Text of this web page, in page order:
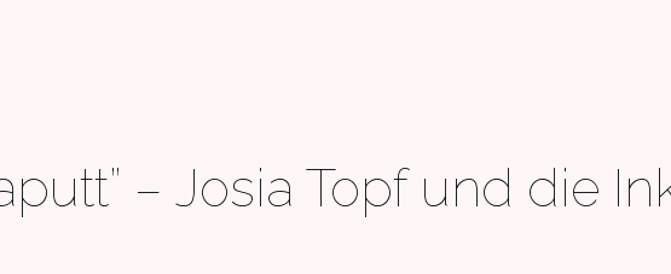
– Josia Topf und die